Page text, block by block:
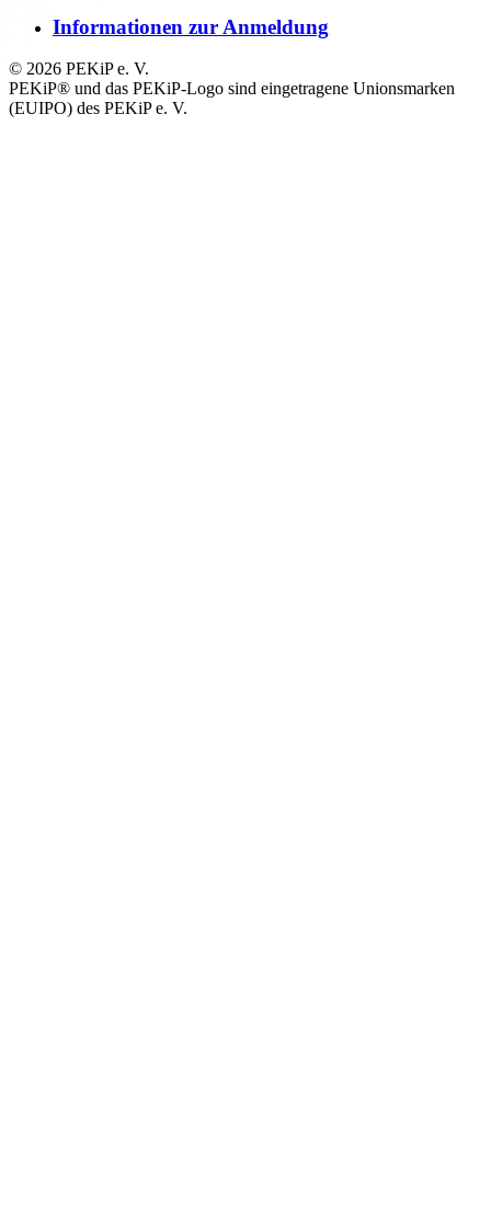
Informationen zur Anmeldung
© 2026 PEKiP e. V.
PEKiP® und das PEKiP-Logo sind eingetragene Unionsmarken
(EUIPO) des PEKiP e. V.